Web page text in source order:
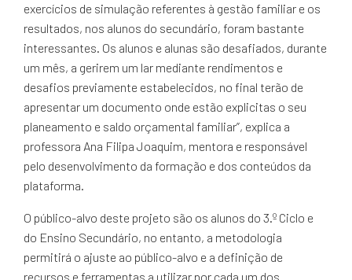
exercícios de simulação referentes à gestão familiar e os
resultados, nos alunos do secundário, foram bastante
interessantes. Os alunos e alunas são desafiados, durante
um mês, a gerirem um lar mediante rendimentos e
desafios previamente estabelecidos, no final terão de
apresentar um documento onde estão explicitas o seu
planeamento e saldo orçamental familiar”, explica a
professora Ana Filipa Joaquim, mentora e responsável
pelo desenvolvimento da formação e dos conteúdos da
plataforma.
O público-alvo deste projeto são os alunos do 3.º Ciclo e
do Ensino Secundário, no entanto, a metodologia
permitirá o ajuste ao público-alvo e a definição de
recursos e ferramentas a utilizar por cada um dos